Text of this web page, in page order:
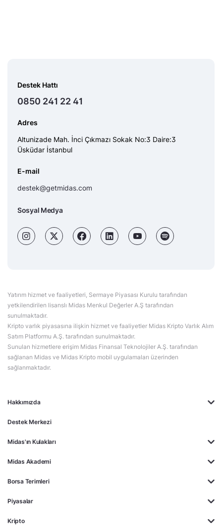
Hakkımızda
Destek Merkezi
Midas'ın Kulakları
Midas Akademi
Borsa Terimleri
Piyasalar
Kripto
Destek Hattı
0850 241 22 41
Adres
Altunizade Mah. İnci Çıkmazı Sokak No:3 Daire:3
Üsküdar İstanbul
E-mail
destek@getmidas.com
Sosyal Medya
Yatırım hizmet ve faaliyetleri, Sermaye Piyasası Kurulu tarafından
yetkilendirilen lisanslı Midas Menkul Değerler A.Ş tarafından
sunulmaktadır.
Kripto varlık piyasasına ilişkin hizmet ve faaliyetler Midas Kripto Varlık Alım
Satım Platformu A.Ş. tarafından sunulmaktadır.
Sunulan hizmetlere erişim Midas Finansal Teknolojiler A.Ş. tarafından
sağlanan Midas ve Midas Kripto mobil uygulamaları üzerinden
sağlanmaktadır.